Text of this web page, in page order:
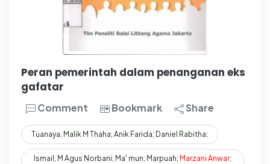
Peran pemerintah dalam penanganan eks
gafatar
Comment Bookmark Share
Tuanaya, Malik M Thaha; Anik Farida; Daniel Rabitha;
Ismail; M Agus Norbani; Ma' mun; Marpuah; Marzani Anwar;